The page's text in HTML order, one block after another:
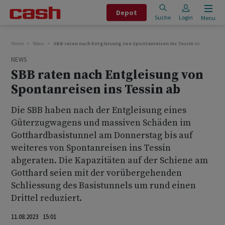
Depot
Suche Login Menu
Home News SBB raten nach Entgleisung von Spontanreisen ins Tessin ab
NEWS
SBB raten nach Entgleisung von
Spontanreisen ins Tessin ab
Die SBB haben nach der Entgleisung eines
Güterzugwagens und massiven Schäden im
Gotthardbasistunnel am Donnerstag bis auf
weiteres von Spontanreisen ins Tessin
abgeraten. Die Kapazitäten auf der Schiene am
Gotthard seien mit der vorübergehenden
Schliessung des Basistunnels um rund einen
Drittel reduziert.
11.08.2023 15:01